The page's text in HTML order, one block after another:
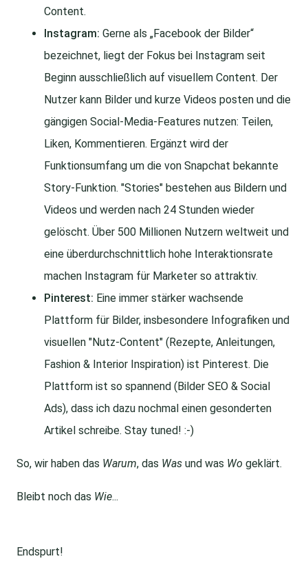
Content.
Instagram: Gerne als „Facebook der Bilder“
bezeichnet, liegt der Fokus bei Instagram seit
Beginn ausschließlich auf visuellem Content. Der
Nutzer kann Bilder und kurze Videos posten und die
gängigen Social-Media-Features nutzen: Teilen,
Liken, Kommentieren. Ergänzt wird der
Funktionsumfang um die von Snapchat bekannte
Story-Funktion. "Stories" bestehen aus Bildern und
Videos und werden nach 24 Stunden wieder
gelöscht. Über 500 Millionen Nutzern weltweit und
eine überdurchschnittlich hohe Interaktionsrate
machen Instagram für Marketer so attraktiv.
Pinterest: Eine immer stärker wachsende
Plattform für Bilder, insbesondere Infografiken und
visuellen "Nutz-Content" (Rezepte, Anleitungen,
Fashion & Interior Inspiration) ist Pinterest. Die
Plattform ist so spannend (Bilder SEO & Social
Ads), dass ich dazu nochmal einen gesonderten
Artikel schreibe. Stay tuned! :-)
So, wir haben das Warum, das Was und was Wo geklärt.
Bleibt noch das Wie...
Endspurt!